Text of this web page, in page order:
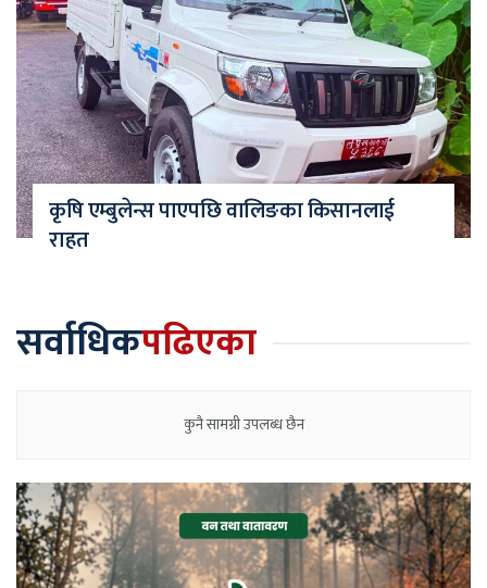
कृषि एम्बुलेन्स पाएपछि वालिङका किसानलाई
राहत
सर्वाधिकपढिएका
कुनै सामग्री उपलब्ध छैन